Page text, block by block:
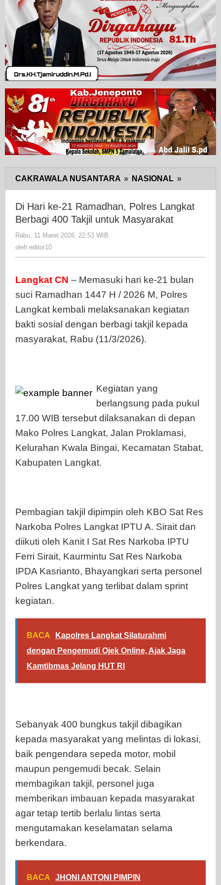
CAKRAWALA NUSANTARA » NASIONAL »
Hari
ke-
Takjil
untuk
Di Hari ke-21 Ramadhan, Polres Langkat
Berbagi 400 Takjil untuk Masyarakat
Rabu, 11 Maret 2026, 22:53 WIB
oleh editor10
Langkat CN – Memasuki hari ke-21 bulan
suci Ramadhan 1447 H / 2026 M, Polres
Langkat kembali melaksanakan kegiatan
bakti sosial dengan berbagi takjil kepada
masyarakat, Rabu (11/3/2026).
Kegiatan yang
berlangsung pada pukul
17.00 WIB tersebut dilaksanakan di depan
Mako Polres Langkat, Jalan Proklamasi,
Kelurahan Kwala Bingai, Kecamatan Stabat,
Kabupaten Langkat.
Pembagian takjil dipimpin oleh KBO Sat Res
Narkoba Polres Langkat IPTU A. Sirait dan
diikuti oleh Kanit I Sat Res Narkoba IPTU
Ferri Sirait, Kaurmintu Sat Res Narkoba
IPDA Kasrianto, Bhayangkari serta personel
Polres Langkat yang terlibat dalam sprint
kegiatan.
BACA
Kapolres Langkat Silaturahmi
dengan Pengemudi Ojek Online, Ajak Jaga
Kamtibmas Jelang HUT RI
Sebanyak 400 bungkus takjil dibagikan
kepada masyarakat yang melintas di lokasi,
baik pengendara sepeda motor, mobil
maupun pengemudi becak. Selain
membagikan takjil, personel juga
memberikan imbauan kepada masyarakat
agar tetap tertib berlalu lintas serta
mengutamakan keselamatan selama
berkendara.
BACA JHONI ANTONI PIMPIN